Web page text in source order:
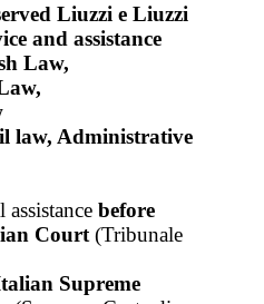
Liuzzi e Liuzzi
and assistance
Law,
law, Administrative
before
Court (Tribunale
Supreme